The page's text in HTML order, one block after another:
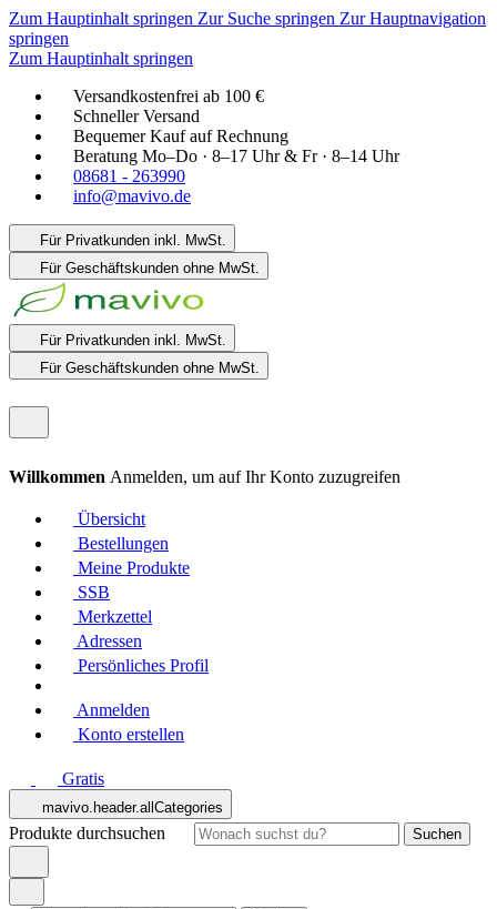
Zum Hauptinhalt springen Zur Suche springen Zur Hauptnavigation
springen
Zum Hauptinhalt springen
Versandkostenfrei ab 100 €
Schneller Versand
Bequemer Kauf auf Rechnung
Beratung Mo–Do · 8–17 Uhr & Fr · 8–14 Uhr
08681 - 263990
info@mavivo.de
Für Privatkunden inkl. MwSt.
Für Geschäftskunden ohne MwSt.
Für Privatkunden inkl. MwSt.
Für Geschäftskunden ohne MwSt.
Willkommen Anmelden, um auf Ihr Konto zuzugreifen
Übersicht
Bestellungen
Meine Produkte
SSB
Merkzettel
Adressen
Persönliches Profil
Anmelden
Konto erstellen
Gratis
mavivo.header.allCategories
Produkte durchsuchen Suchen